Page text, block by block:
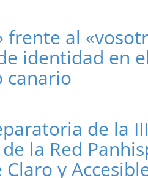
frente al
identidad en
canario
de la III
la Red
y